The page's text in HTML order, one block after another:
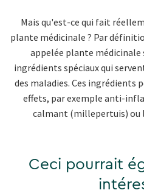
Mais qu'est-ce qui fait
plante médicinale ? Par
appelée plante
ingrédients spéciaux qui
des maladies. Ces ingrédients
effets, par exemple anti-
calmant (millepertuis) ou
Ceci pourrait